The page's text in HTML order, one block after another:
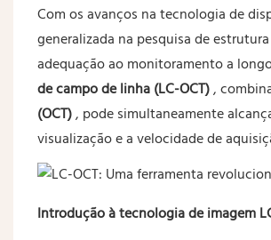
Com os avanços na tecnologia de
generalizada na pesquisa de
adequação ao monitoramento a
de campo de linha (LC-OCT),
(OCT), pode simultaneamente
visualização e a velocidade de
Introdução à tecnologia de imagem